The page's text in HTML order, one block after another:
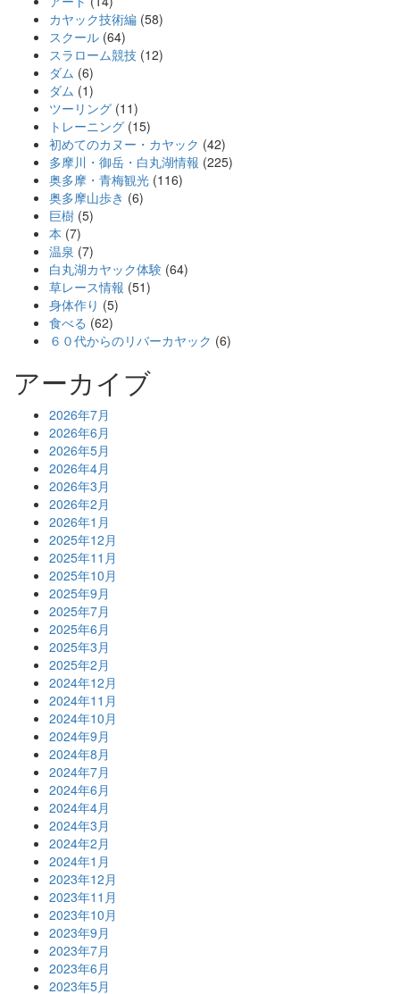
カヤック技術編 (58)
スクール (64)
スラローム競技 (12)
ダム (6)
ダム (1)
ツーリング (11)
トレーニング (15)
初めてのカヌー・カヤック (42)
多摩川・御岳・白丸湖情報 (225)
奥多摩・青梅観光 (116)
奥多摩山歩き (6)
巨樹 (5)
本 (7)
温泉 (7)
白丸湖カヤック体験 (64)
草レース情報 (51)
身体作り (5)
食べる (62)
６０代からのリバーカヤック (6)
アーカイブ
2026年7月
2026年6月
2026年5月
2026年4月
2026年3月
2026年2月
2026年1月
2025年12月
2025年11月
2025年10月
2025年9月
2025年7月
2025年6月
2025年3月
2025年2月
2024年12月
2024年11月
2024年10月
2024年9月
2024年8月
2024年7月
2024年6月
2024年4月
2024年3月
2024年2月
2024年1月
2023年12月
2023年11月
2023年10月
2023年9月
2023年7月
2023年6月
2023年5月